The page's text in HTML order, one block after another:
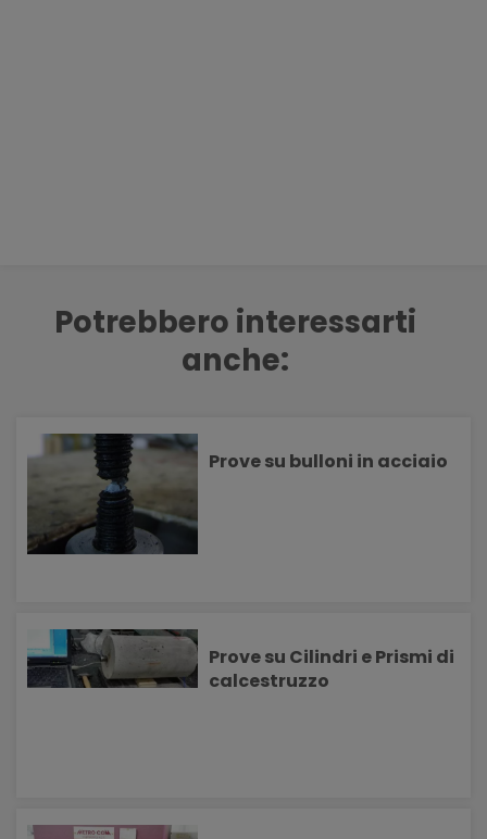
Potrebbero interessarti
anche:
Prove su bulloni in acciaio
Prove su Cilindri e Prismi di
calcestruzzo